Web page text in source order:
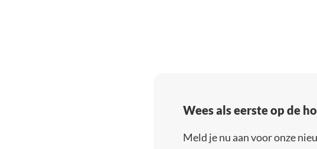
Wees als eerste op de
Meld je nu aan voor onze